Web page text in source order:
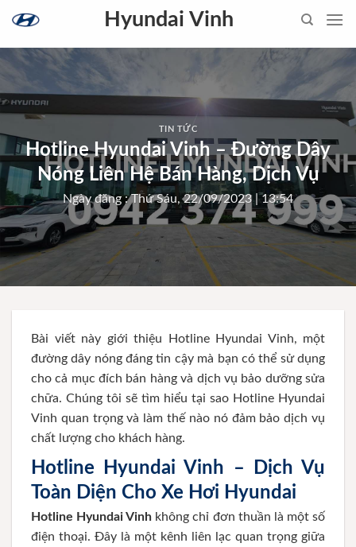
content
Hyundai Vinh
TIN TỨC
Hotline Hyundai Vinh – Đường Dây
Nóng Liên Hệ Bán Hàng, Dịch Vụ
Ngày đăng : Thứ Sáu, 22/09/2023 | 13:54
Bài viết này giới thiệu Hotline Hyundai Vinh, một
đường dây nóng đáng tin cậy mà bạn có thể sử dụng
cho cả mục đích bán hàng và dịch vụ bảo dưỡng sửa
chữa. Chúng tôi sẽ tìm hiểu tại sao Hotline Hyundai
Vinh quan trọng và làm thế nào nó đảm bảo dịch vụ
chất lượng cho khách hàng.
Hotline Hyundai Vinh – Dịch Vụ
Toàn Diện Cho Xe Hơi Hyundai
Hotline Hyundai Vinh không chỉ đơn thuần là một số
điện thoại. Đây là một kênh liên lạc quan trọng giữa